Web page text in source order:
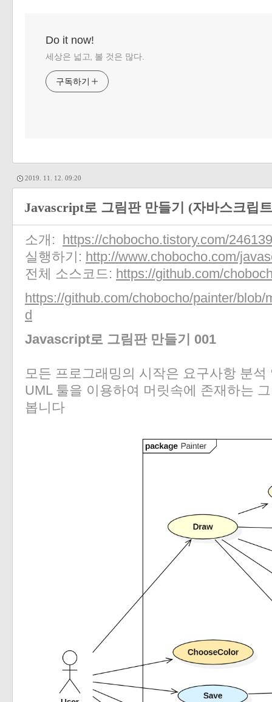
Do it now!
세상은 넓고, 볼 것은 많다.
구독하기
2019. 11. 12. 09:20
Javascript로 그림판 만들기 (자바스크립
소개: https://chobocho.tistory.com/
실행하기: http://www.chobocho.com/
전체 소스코드: https://github.com/
https://github.com/chobocho/painter/
d
Javascript로 그림판 만들기 001
모든 프로그래밍의 시작은 요구사항 분석
UML 툴을 이용하여 머릿속에 존재하는
봅니다